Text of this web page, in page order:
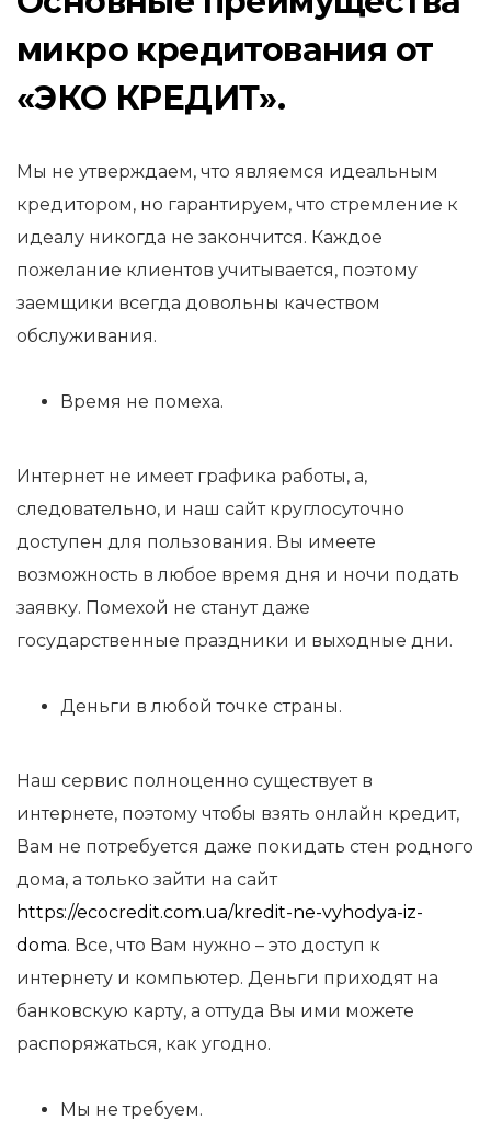
микро кредитования от
«ЭКО КРЕДИТ».
Мы не утверждаем, что являемся идеальным
кредитором, но гарантируем, что стремление к
идеалу никогда не закончится. Каждое
пожелание клиентов учитывается, поэтому
заемщики всегда довольны качеством
обслуживания.
Время не помеха.
Интернет не имеет графика работы, а,
следовательно, и наш сайт круглосуточно
доступен для пользования. Вы имеете
возможность в любое время дня и ночи подать
заявку. Помехой не станут даже
государственные праздники и выходные дни.
Деньги в любой точке страны.
Наш сервис полноценно существует в
интернете, поэтому чтобы взять онлайн кредит,
Вам не потребуется даже покидать стен родного
дома, а только зайти на сайт
https://ecocredit.com.ua/kredit-ne-vyhodya-iz-
doma. Все, что Вам нужно – это доступ к
интернету и компьютер. Деньги приходят на
банковскую карту, а оттуда Вы ими можете
распоряжаться, как угодно.
Мы не требуем.